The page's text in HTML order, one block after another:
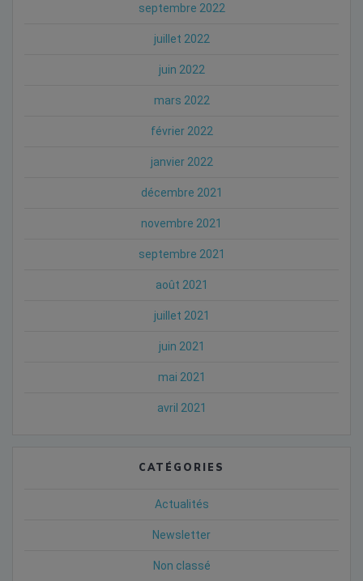
septembre 2022
juillet 2022
juin 2022
mars 2022
février 2022
janvier 2022
décembre 2021
novembre 2021
septembre 2021
août 2021
juillet 2021
juin 2021
mai 2021
avril 2021
CATÉGORIES
Actualités
Newsletter
Non classé